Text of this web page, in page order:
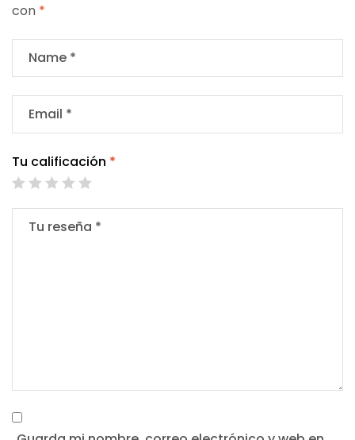
con *
Tu calificación *